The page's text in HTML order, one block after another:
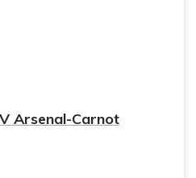
Arsenal-Carnot